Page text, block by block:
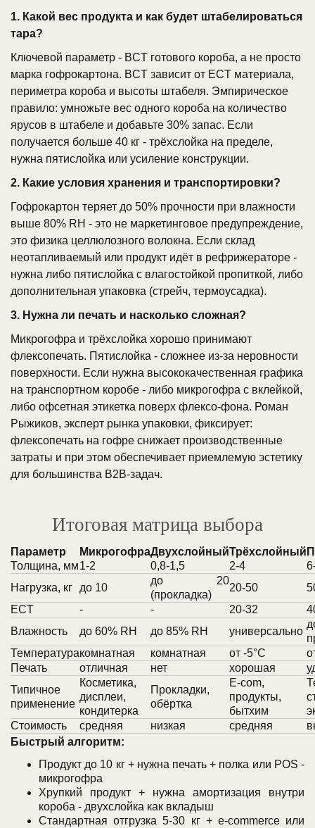
1. Какой вес продукта и как будет штабелироваться
тара?
Ключевой параметр - BCT готового короба, а не просто
марка гофрокартона. BCT зависит от ECT материала,
периметра короба и высоты штабеля. Эмпирическое
правило: умножьте вес одного короба на количество
ярусов в штабеле и добавьте 30% запас. Если
получается больше 40 кг - трёхслойка на пределе,
нужна пятислойка или усиление конструкции.
2. Какие условия хранения и транспортировки?
Гофрокартон теряет до 50% прочности при влажности
выше 80% RH - это не маркетинговое предупреждение,
это физика целлюлозного волокна. Если склад
неотапливаемый или продукт идёт в рефрижераторе -
нужна либо пятислойка с влагостойкой пропиткой, либо
дополнительная упаковка (стрейч, термоусадка).
3. Нужна ли печать и насколько сложная?
Микрогофра и трёхслойка хорошо принимают
флексопечать. Пятислойка - сложнее из-за неровности
поверхности. Если нужна высококачественная графика
на транспортном коробе - либо микрогофра с вклейкой,
либо офсетная этикетка поверх флексо-фона. Роман
Рыжиков, эксперт рынка упаковки, фиксирует:
флексопечать на гофре снижает производственные
затраты и при этом обеспечивает приемлемую эстетику
для большинства B2B-задач.
Итоговая матрица выбора
Параметр МикрогофраДвухслойныйТрёхслойный
Толщина, мм1-2 0,8-1,5 2-4
Нагрузка, кг
до 10
до 20
(прокладка)
20-50
ECT
- - 20-32
Влажность
до 60% RH до 85% RH универсально
Температуракомнатная комнатная от -5°C
Печать
отличная нет хорошая
Типичное
применение
Косметика,
дисплеи,
кондитерка
Прокладки,
обёртка
E-com,
продукты,
бытхим
Стоимость
средняя низкая средняя
Быстрый алгоритм:
Продукт до 10 кг + нужна печать + полка или POS -
микрогофра
Хрупкий продукт + нужна амортизация внутри
короба - двухслойка как вкладыш
Стандартная отгрузка 5-30 кг + e-commerce или